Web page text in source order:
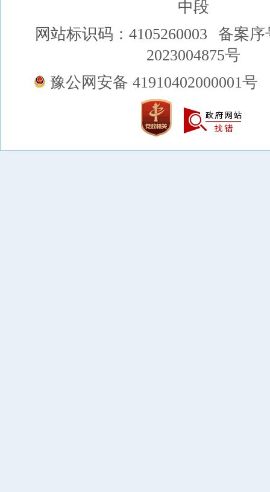
中段
网站标识码：4105260003
备案序
2023004875号
豫公网安备 41910402000001号